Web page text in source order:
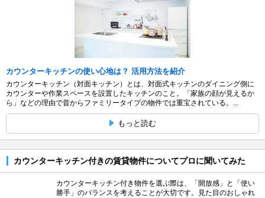
カウンターキッチンの使い心地は？ 活用方法を紹介
カウンターキッチン（対面キッチン）とは、対面式キッチンのダイニング側に
カウンターや作業スペースを設置したキッチンのこと。「家族の顔が見えるか
ら」などの理由で昔からファミリータイプの物件では重宝されている。...
もっと読む
カウンターキッチン付きの賃貸物件についてプロに聞いてみた
カウンターキッチン付き物件を選ぶ際は、「開放感」と「使い
勝手」のバランスを考えることが大切です。見た目のおしゃれ